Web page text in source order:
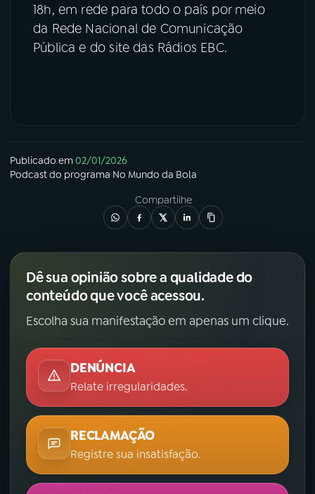
18h, em rede para todo o país por meio
da Rede Nacional de Comunicação
Pública e do site das Rádios EBC.
Publicado em02/01/2026
Podcastdo programa No Mundo da Bola
Compartilhe
Dê sua opinião sobre a qualidade do
conteúdo que você acessou.
Escolha sua manifestação em apenas um clique.
DENÚNCIA
Relate irregularidades.
RECLAMAÇÃO
Registre sua insatisfação.